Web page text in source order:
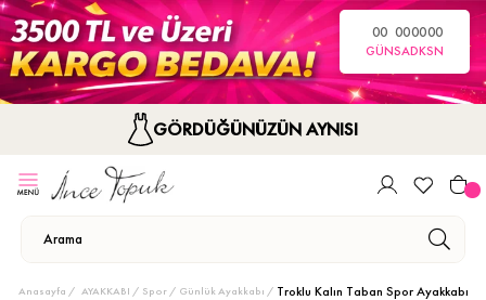
00
GÜN
00
SA
00
DK
00
SN
GÖRDÜĞÜNÜZÜN AYNISI
Anasayfa AYAKKABI Spor / Günlük Ayakkabı Troklu Kalın Taban Spor Ayakkabı